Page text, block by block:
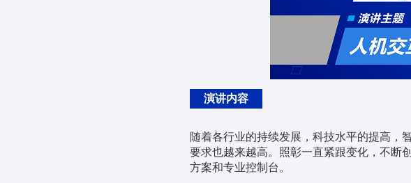
演讲内容
随着各行业的持续发展，科技水平的提高，
要求也越来越高。照彰一直紧跟变化，不断
方案和专业控制台。